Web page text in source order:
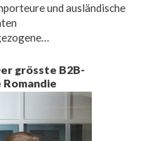
und ausländische
grösste B2B-